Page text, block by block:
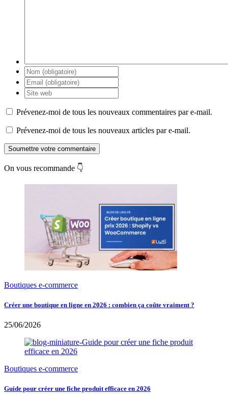
Prévenez-moi de tous les nouveaux commentaires par e-mail.
Prévenez-moi de tous les nouveaux articles par e-mail.
Soumettre votre commentaire
On vous recommande 👇
Boutiques e-commerce
Créer une boutique en ligne en 2026 : combien ça coûte vraiment ?
25/06/2026
Boutiques e-commerce
Guide pour créer une fiche produit efficace en 2026